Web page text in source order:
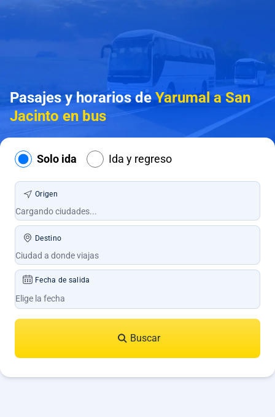
Pasajes y horarios deYarumal a San
Jacinto en bus
Solo ida Ida y regreso
Origen
Destino
Fecha de salida
Buscar